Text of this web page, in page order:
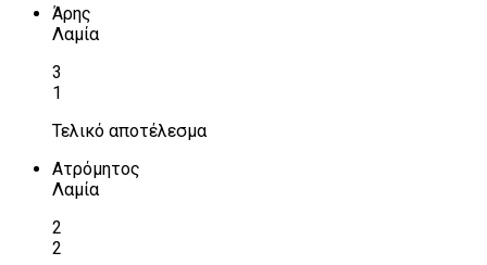
Άρης
Λαμία
3
1
Τελικό αποτέλεσμα
Ατρόμητος
Λαμία
2
2